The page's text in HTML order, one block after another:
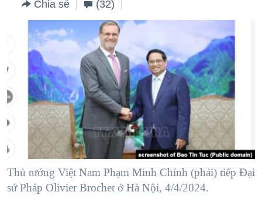
Đi
"Tìm"
MỤC
VẠCH TRẦN TIN GIẢ
NGƯỜI VIỆT HẢI NGOẠI
ĐỜI SỐNG
KINH TẾ
KHOA HỌC
SỨC KHOẺ
VĂN HOÁ
THỂ THAO
CHUYÊN ĐỀ
CHIẾN TRANH THƯƠNG MẠI CỦA MỸ: QUÁ KHỨ VÀ HIỆN
TẠI
HÀNH TRÌNH BẦU CỬ 2024
MỘT NĂM CHIẾN TRANH TẠI DẢI GAZA
GIẢI MÃ VÀNH ĐAI & CON ĐƯỜNG
NGÀY TỊ NẠN THẾ GIỚI
GROUND ZERO – XƯA VÀ NAY
HỌC TIẾNG ANH
VIDEO
NGHE
MẠNG XÃ HỘI
Ngôn ngữ khác
Chia sẻ (32)
Thủ tướng Việt Nam Phạm Minh Chính (phải) tiếp Đại
sứ Pháp Olivier Brochet ở Hà Nội, 4/4/2024.